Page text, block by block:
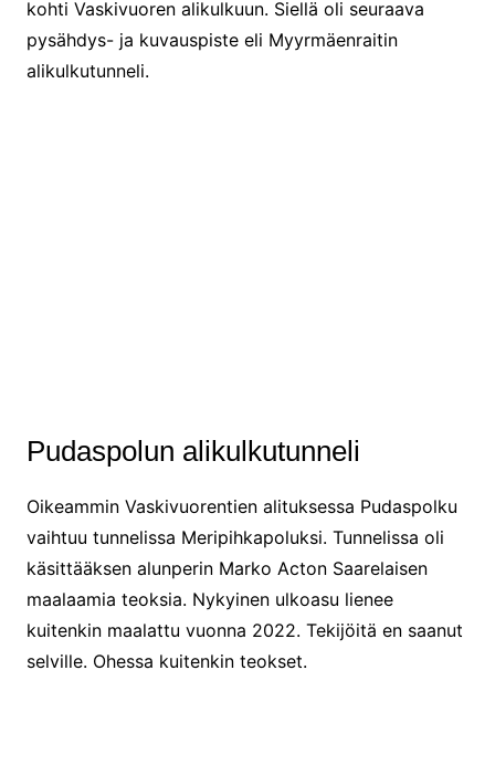
kohti Vaskivuoren alikulkuun. Siellä oli seuraava
pysähdys- ja kuvauspiste eli Myyrmäenraitin
alikulkutunneli.
Pudaspolun alikulkutunneli
Oikeammin Vaskivuorentien alituksessa Pudaspolku
vaihtuu tunnelissa Meripihkapoluksi. Tunnelissa oli
käsittääksen alunperin Marko Acton Saarelaisen
maalaamia teoksia. Nykyinen ulkoasu lienee
kuitenkin maalattu vuonna 2022. Tekijöitä en saanut
selville. Ohessa kuitenkin teokset.